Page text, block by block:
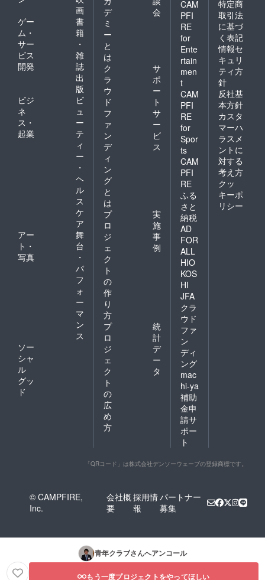
画
ゲー
ム・
サー
ビス
開発
書
籍
・
雑
誌
出
版
ビジ
ネ
ス・
起業
ビ
ュ
ー
テ
ィ
ー
・
ヘ
ル
ス
ケ
ア
アー
ト・
写真
舞
台
・
パ
フ
ォ
ー
マ
ン
ス
ソー
シャ
ル
グッ
ド
デ
ミ
ー
と
は
会
ク
ラ
ウ
ド
フ
ァ
ン
デ
ィ
ン
グ
と
は
サ
ポ
ー
ト
サ
ー
ビ
ス
プ
ロ
ジ
ェ
ク
ト
の
作
り
方
実
施
事
例
プ
ロ
ジ
ェ
ク
ト
の
広
め
方
統
計
デ
ー
タ
CAM
PFI
RE
for
Ente
rtain
men
t
CAM
PFI
RE
for
Spor
ts
CAM
PFI
RE
ふる
さと
納税
AD
FOR
ALL
HIO
KOS
HI
JFA
クラ
ウド
ファ
ン
ディ
ング
mac
hi-ya
補助
金申
請サ
ポー
ト
特定商
取引法
に基づ
く表記
情報セ
キュリ
ティ方
針
反社基
本方針
カスタ
マーハ
ラスメ
ントに
対する
考え方
クッ
キーポ
リシー
「QRコード」は株式会社デンソーウェーブの登録商標です。
© CAMPFIRE,
Inc.
会社概
要
採用情
報
パートナー
募集
青年クラブさんへアンコール
もう一度プロジェクトをやってほしい